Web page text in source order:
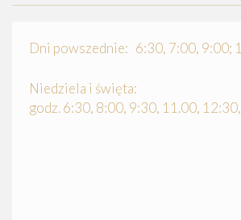
Dni powszednie: 6:30, 7:00, 9:00;
Niedziela i święta:
godz. 6:30, 8:00, 9:30, 11.00,